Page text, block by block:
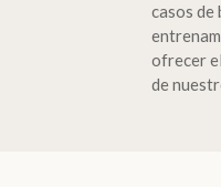
casos de
ofrecer
de